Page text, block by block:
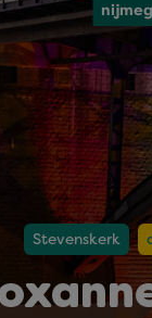
Stevenskerk